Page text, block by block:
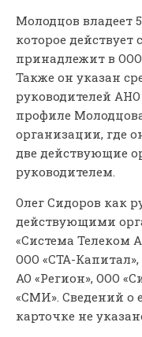
Молодцов владеет
которое действует
принадлежит в
Также он указан
руководителей
профиле
организации, где
две действующие
руководителем.
Олег Сидоров как
действующими
«Система Телеком
ООО «СТА-
АО «Регион», ООО
«СМИ». Сведений о
карточке не